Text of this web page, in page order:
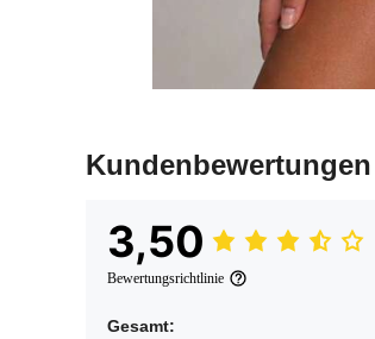
Kundenbewertungen
3,50
Bewertungsrichtlinie
Gesamt: